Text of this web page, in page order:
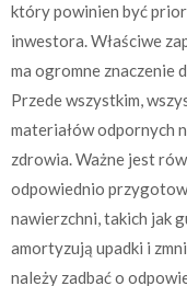
który powinien być
inwestora. Właściwe
ma ogromne znaczenie
Przede wszystkim,
materiałów odpornych
zdrowia. Ważne jest
odpowiednio
nawierzchni, takich jak
amortyzują upadki i
należy zadbać o